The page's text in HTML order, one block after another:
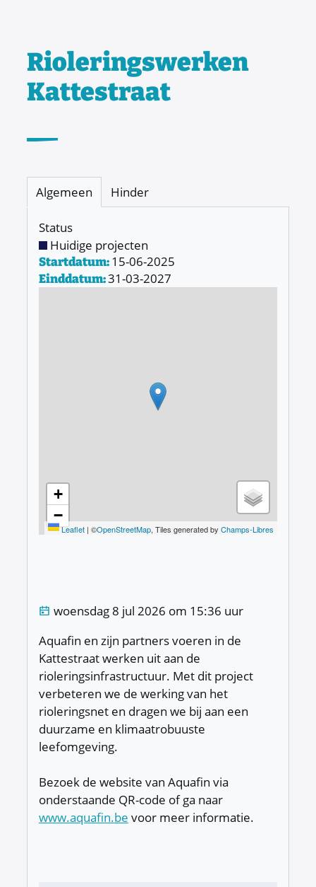
Rioleringswerken
Kattestraat
Algemeen Hinder
Status
Huidige projecten
Startdatum:15-06-2025
Einddatum:31-03-2027
+
−
Leaflet | ©OpenStreetMap, Tiles generated by Champs-Libres
Laatste wijziging
woensdag 8 jul 2026 om 15:36 uur
Aquafin en zijn partners voeren in de
Kattestraat werken uit aan de
rioleringsinfrastructuur. Met dit project
verbeteren we de werking van het
rioleringsnet en dragen we bij aan een
duurzame en klimaatrobuuste
leefomgeving.
Bezoek de website van Aquafin via
onderstaande QR-code of ga naar
www.aquafin.be voor meer informatie.